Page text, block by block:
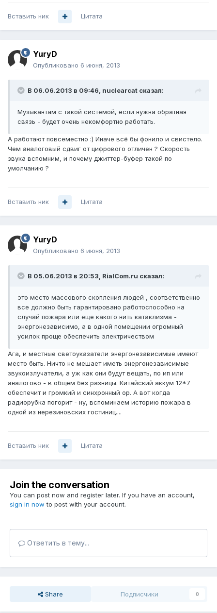
Вставить ник Цитата
YuryD
Опубликовано 6 июня, 2013
В 06.06.2013 в 09:46, nuclearcat сказал:
Музыкантам с такой системой, если нужна обратная
связь - будет очень некомфортно работать.
А работают повсеместно :) Иначе всё бы фонило и свистело.
Чем аналоговый сдвиг от цифрового отличен ? Скорость
звука вспомним, и почему джиттер-буфер такой по
умолчанию ?
Вставить ник Цитата
YuryD
Опубликовано 6 июня, 2013
В 05.06.2013 в 20:53, RialCom.ru сказал:
это место массового скопления людей , соответственно
все должно быть гарантировано работоспособно на
случай пожара или еще какого нить катаклизма -
энергонезависимо, а в одной помещении огромный
усилок проще обеспечить электричеством
Ага, и местные светоуказатели энергонезависимые имеют
место быть. Ничто не мешает иметь энергонезависимые
звукоизлучатели, а уж как они будут вещать, по ип или
аналогово - в общем без разницы. Китайский аккум 12*7
обеспечит и громкий и синхронный ор. А вот когда
радиорубка погорит - ну, вспоминаем историю пожара в
одной из нерезиновских гостиниц....
Вставить ник Цитата
Join the conversation
You can post now and register later. If you have an account,
sign in now to post with your account.
Ответить в тему...
Share Подписчики 0